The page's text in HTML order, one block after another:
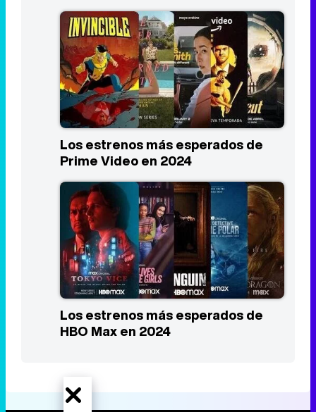
Los estrenos más esperados de
Prime Video en 2024
Los estrenos más esperados de
HBO Max en 2024